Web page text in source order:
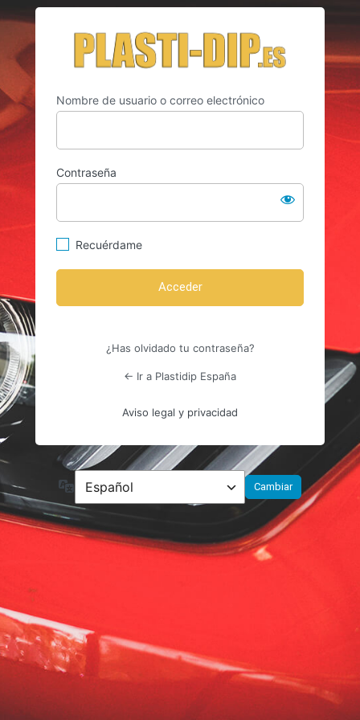
Acceder
https://
Nombre de usuario o correo electrónico
Contraseña
Recuérdame
¿Has olvidado tu contraseña?
← Ir a Plastidip España
Aviso legal y privacidad
Idioma